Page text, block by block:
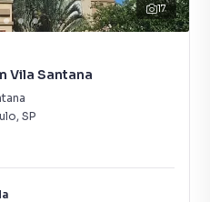
17
Vila Santana
, SP